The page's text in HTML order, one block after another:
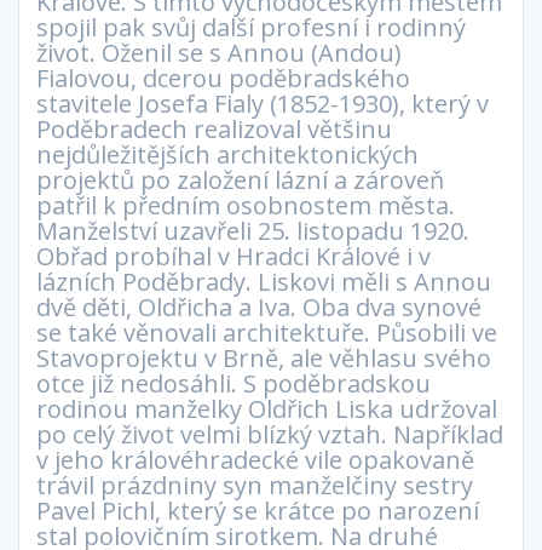
spojil pak svůj další profesní i rodinný
život. Oženil se s Annou (Andou)
Fialovou, dcerou poděbradského
stavitele Josefa Fialy (1852-1930), který v
Poděbradech realizoval většinu
nejdůležitějších architektonických
projektů po založení lázní a zároveň
patřil k předním osobnostem města.
Manželství uzavřeli 25. listopadu 1920.
Obřad probíhal v Hradci Králové i v
lázních Poděbrady. Liskovi měli s Annou
dvě děti, Oldřicha a Iva. Oba dva synové
se také věnovali architektuře. Působili ve
Stavoprojektu v Brně, ale věhlasu svého
otce již nedosáhli. S poděbradskou
rodinou manželky Oldřich Liska udržoval
po celý život velmi blízký vztah. Například
v jeho královéhradecké vile opakovaně
trávil prázdniny syn manželčiny sestry
Pavel Pichl, který se krátce po narození
stal polovičním sirotkem. Na druhé